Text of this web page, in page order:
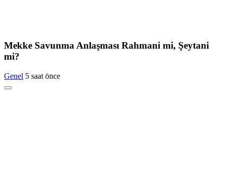
Mekke Savunma Anlaşması Rahmani mi, Şeytani
mi?
Genel 5 saat önce